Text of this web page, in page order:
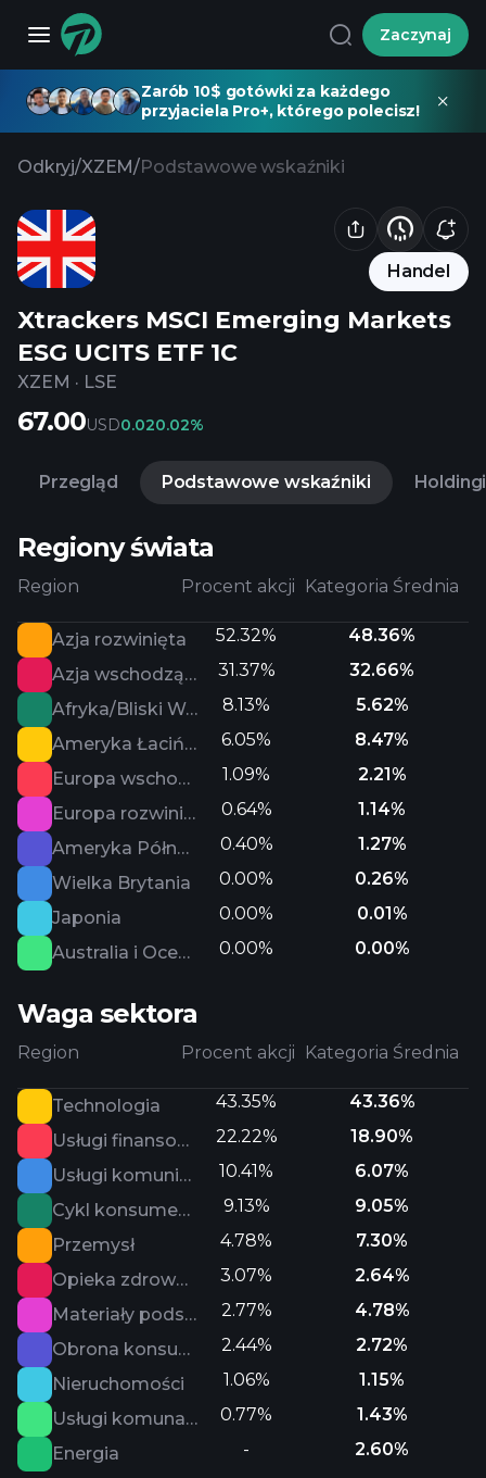
Zaczynaj
Zarób 10$ gotówki za każdego
przyjaciela Pro+, którego polecisz!
Odkryj/XZEM/Podstawowe wskaźniki
Handel
Xtrackers MSCI Emerging Markets
ESG UCITS ETF 1C
XZEM · LSE
67.00USD0.020.02%
Przegląd Podstawowe wskaźniki Holdingi
Regiony świata
Region Procent akcji Kategoria Średnia
Azja rozwinięta 52.32%
48.36%
Azja wschodząca
31.37%
32.66%
Afryka/Bliski Wschód
8.13%
5.62%
Ameryka Łacińska
6.05%
8.47%
Europa wschodząca
1.09%
2.21%
Europa rozwinięta
0.64%
1.14%
Ameryka Północna
0.40%
1.27%
Wielka Brytania
0.00%
0.26%
Japonia
0.00%
0.01%
Australia i Oceania
0.00% 0.00%
Waga sektora
Region Procent akcji Kategoria Średnia
Technologia 43.35%
43.36%
Usługi finansowe
22.22%
18.90%
Usługi komunikacyjne
10.41%
6.07%
Cykl konsumencki
9.13%
9.05%
Przemysł
4.78%
7.30%
Opieka zdrowotna
3.07%
2.64%
Materiały podstawowe
2.77%
4.78%
Obrona konsumenta
2.44%
2.72%
Nieruchomości
1.06%
1.15%
Usługi komunalne
0.77%
1.43%
Energia
- 2.60%